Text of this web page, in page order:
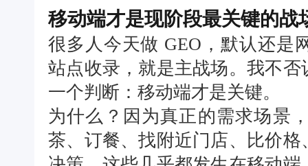
移动端才是现阶段最关键的战
很多人今天做 GEO，默认还是
站点收录，就是主战场。我不
一个判断：移动端才是关键。
为什么？因为真正的需求场景
茶、订餐、找附近门店、比价